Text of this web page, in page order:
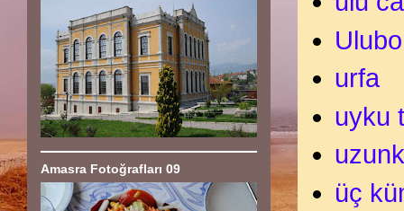
urfa
uyku
üç
Amasra Fotoğrafları 09